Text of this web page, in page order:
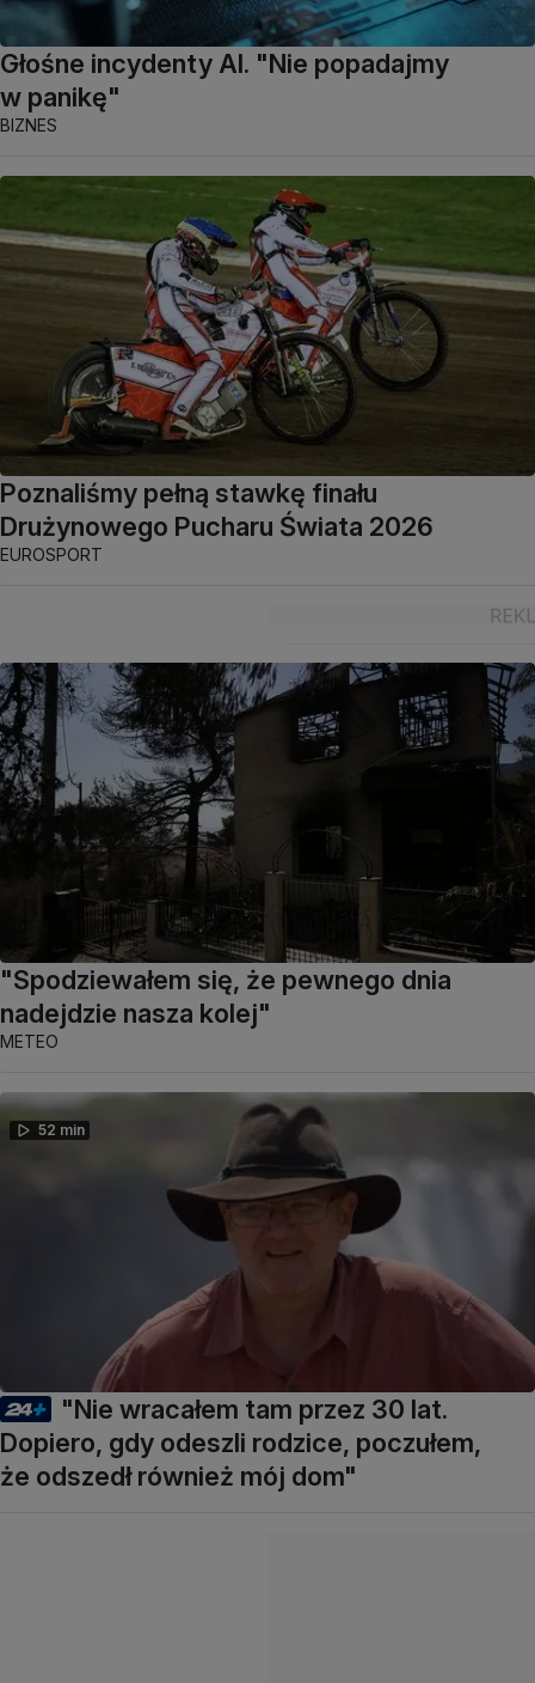
Głośne incydenty AI. "Nie popadajmy
w panikę"
BIZNES
Poznaliśmy pełną stawkę finału
Drużynowego Pucharu Świata 2026
EUROSPORT
"Spodziewałem się, że pewnego dnia
nadejdzie nasza kolej"
METEO
52 min
"Nie wracałem tam przez 30 lat.
Dopiero, gdy odeszli rodzice, poczułem,
że odszedł również mój dom"